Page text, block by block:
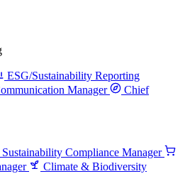
ESG/Sustainability Reporting
Manager
Chief
Sustainability Compliance Manager
Climate & Biodiversity